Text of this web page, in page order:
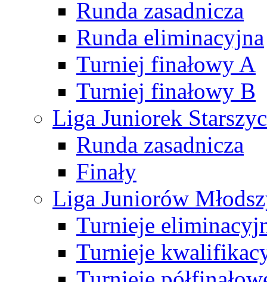
Runda zasadnicza
Runda eliminacyjna
Turniej finałowy A
Turniej finałowy B
Liga Juniorek
Runda zasadnicza
Finały
Liga Juniorów
Turnieje
Turnieje